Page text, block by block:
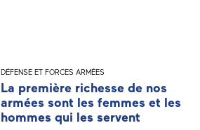
DÉFENSE ET FORCES ARMÉES
La première richesse de nos
armées sont les femmes et les
hommes qui les servent